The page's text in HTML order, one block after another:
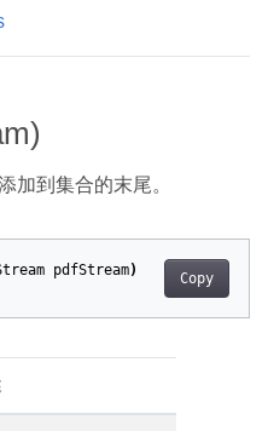
加到集合的末尾。
Copy
pdfStream)